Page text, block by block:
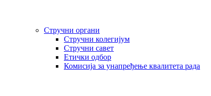
Стручни органи
Стручни колегијум
Стручни савет
Етички одбор
Комисија за унапређење квалитета рада